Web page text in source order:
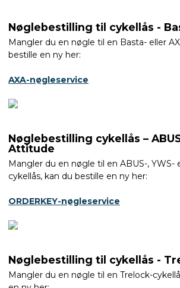
Nøglebestilling til cykellås -
Mangler du en nøgle til en Basta- eller
bestille en ny her:
AXA-nøgleservice
Nøglebestilling cykellås –
Attitude
Mangler du en nøgle til en ABUS-,
cykellås, kan du bestille en ny her:
ORDERKEY-nøgleservice
Nøglebestilling til cykellås -
Mangler du en nøgle til en Trelock-